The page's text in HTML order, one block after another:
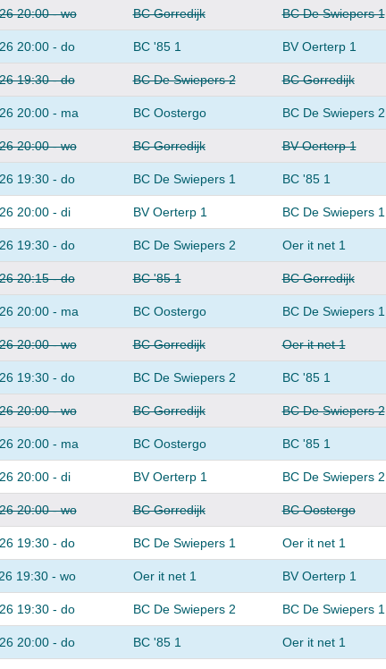
20:00 - wo BC Gorredijk BC De Swiepers 1
20:00 - do BC '85 1 BV Oerterp 1
19:30 - do BC De Swiepers 2 BC Gorredijk
20:00 - ma BC Oostergo BC De Swiepers 2
20:00 - wo BC Gorredijk BV Oerterp 1
19:30 - do BC De Swiepers 1 BC '85 1
20:00 - di BV Oerterp 1 BC De Swiepers 1
19:30 - do BC De Swiepers 2 Oer it net 1
20:15 - do BC '85 1 BC Gorredijk
20:00 - ma BC Oostergo BC De Swiepers 1
20:00 - wo BC Gorredijk Oer it net 1
19:30 - do BC De Swiepers 2 BC '85 1
20:00 - wo BC Gorredijk BC De Swiepers 2
20:00 - ma BC Oostergo BC '85 1
20:00 - di BV Oerterp 1 BC De Swiepers 2
20:00 - wo BC Gorredijk BC Oostergo
19:30 - do BC De Swiepers 1 Oer it net 1
19:30 - wo Oer it net 1 BV Oerterp 1
19:30 - do BC De Swiepers 2 BC De Swiepers 1
20:00 - do BC '85 1 Oer it net 1